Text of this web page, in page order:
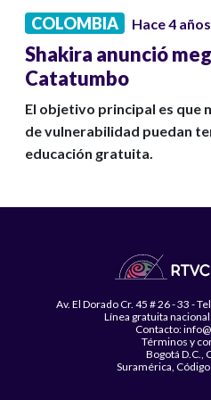
COLOMBIA Hace 4 años
Shakira anunció
Catatumbo
El objetivo principal es que
de vulnerabilidad puedan
educación gratuita.
Av. El Dorado Cr. 45 # 26 - 33 -
Línea gratuita
Contacto:
Términos y
Bogotá D.C.,
Suramérica,